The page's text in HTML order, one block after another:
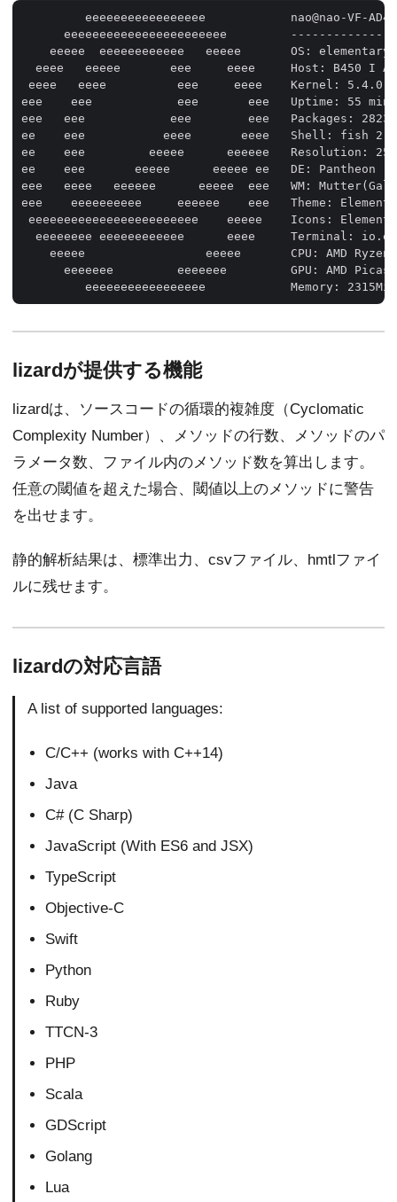
         eeeeeeeeeeeeeeeee            nao@nao-VF-AD4
      eeeeeeeeeeeeeeeeeeeeeee         --------------
eeeee  eeeeeeeeeeee   eeeee       OS:
eeee   eeeee       eee     eeee     Host: B450 I
eeee   eeee          eee     eeee    Kernel: 5.4.0-
eee    eee            eee       eee   Uptime: 55
eee   eee            eee        eee   Packages: 2823
ee    eee           eeee       eeee   Shell: fish
ee    eee         eeeee      eeeeee   Resolution:
ee    eee       eeeee      eeeee ee   DE: Pantheon
eee   eeee   eeeeee      eeeee  eee   WM:
eee    eeeeeeeeee     eeeeee    eee   Theme:
eeeeeeeeeeeeeeeeeeeeeeee    eeeee    Icons:
eeeeeeee eeeeeeeeeeee      eeee     Terminal:
eeeee                 eeeee       CPU: AMD
eeeeeee         eeeeeee         GPU: AMD
lizardが提供する機能
lizardは、ソースコードの循環的複雑度（Cyclomatic
Complexity Number）、メソッドの行数、メソッドのパ
ラメータ数、ファイル内のメソッド数を算出します。
任意の閾値を超えた場合、閾値以上のメソッドに警告
を出せます。
静的解析結果は、標準出力、csvファイル、hmtlファイ
ルに残せます。
lizardの対応言語
A list of supported languages:
C/C++ (works with C++14)
Java
C# (C Sharp)
JavaScript (With ES6 and JSX)
TypeScript
Objective-C
Swift
Python
Ruby
TTCN-3
PHP
Scala
GDScript
Golang
Lua